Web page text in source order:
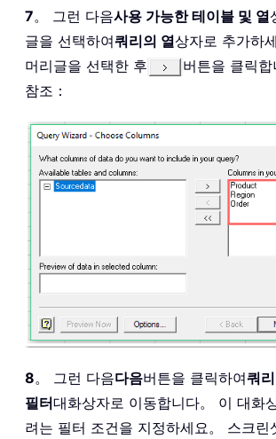
7。 그런 다음사용 가능한 테이블 및 열
글을 선택하여쿼리의 열상자로 추가하
머리글을 선택한 후
버튼을 클릭
참조：
8。 그런 다음다음버튼을 클릭하여쿼
필터대화상자로 이동합니다。 이 대화
려는 필터 조건을 지정하세요。 스크린